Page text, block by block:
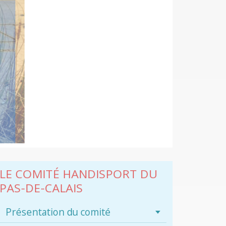
LE COMITÉ HANDISPORT DU
PAS-DE-CALAIS
Présentation du comité